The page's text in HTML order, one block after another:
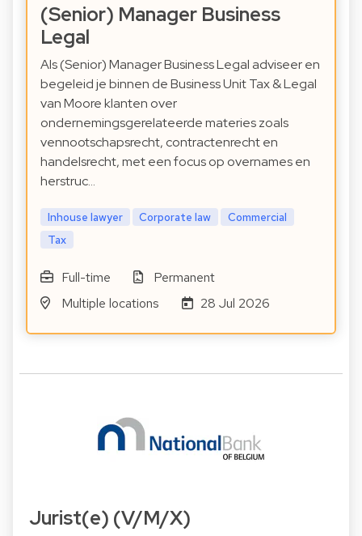
(Senior) Manager Business
Legal
Als (Senior) Manager Business Legal adviseer en
begeleid je binnen de Business Unit Tax & Legal
van Moore klanten over
ondernemingsgerelateerde materies zoals
vennootschapsrecht, contractenrecht en
handelsrecht, met een focus op overnames en
herstruc…
Inhouse lawyer Corporate law
Commercial
Tax
Full-time
Permanent
Multiple locations
28 Jul 2026
Jurist(e) (V/M/X)